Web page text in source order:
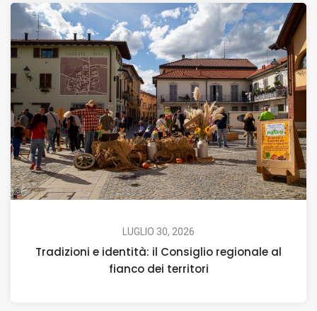
LUGLIO 30, 2026
Tradizioni e identità: il Consiglio regionale al
fianco dei territori